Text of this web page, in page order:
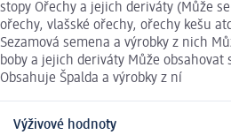
stopy Ořechy a jejich deriváty (Může
ořechy, vlašské ořechy, ořechy kešu
Sezamová semena a výrobky z nich
boby a jejich deriváty Může obsahovat
Obsahuje Špalda a výrobky z ní
Výživové hodnoty